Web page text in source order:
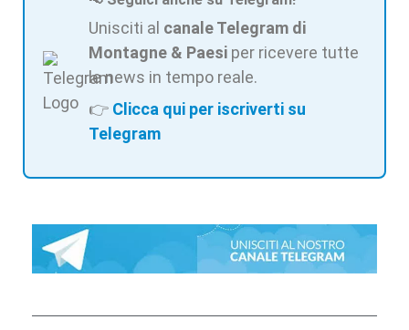
Unisciti al canale Telegram di
Montagne & Paesi per ricevere tutte
le news in tempo reale.
👉 Clicca qui per iscriverti su
Telegram